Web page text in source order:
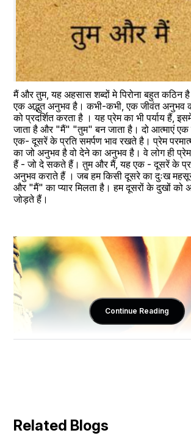
मैं और तुम, यह अहसास शब्दों मे पिरोना बहुत कठिन
एक अद्भुत अनुभव है। कभी-कभी, एक जीवंत अनुभव
को प्रदर्शित करता है । यह प्रेम का भी पर्याय हैं,
जाता है और "मैं" "तुम" बन जाता है। दो आत्माएं एक
एक- दूसरें के प्रति समर्पण भाव रखते है। प्रेम
का जो अनुभव है वो देने का अनुभव है। वे लोग ही
हैं - जो दे सकते हैं। तुम और मैं, यह एक - दूसरें के
अनुभव कराते हैं । जब हम किसी दूसरे का दुःख
और "मैं" का प्यार मिलता है। हम दूसरों के दुखों
जोड़ते हैं।
Continue Reading
Related Blogs